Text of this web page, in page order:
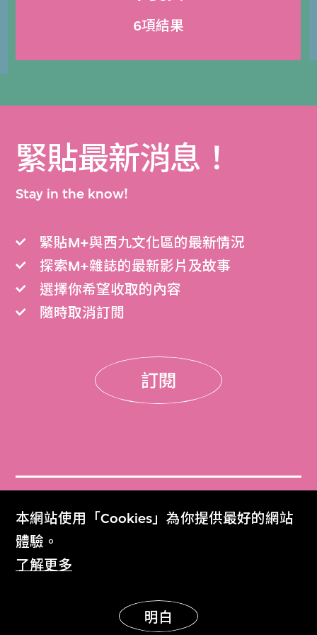
本網站使用「Cookies」為你提供最好的網站
體驗。
了解更多
明白
6項結果
緊貼最新消息！
Stay in the know!
緊貼M+與西九文化區的最新情況
探索M+雜誌的最新影片及故事
選擇你希望收取的內容
隨時取消訂閲
訂閱
門票
Get Tickets
M+雜誌